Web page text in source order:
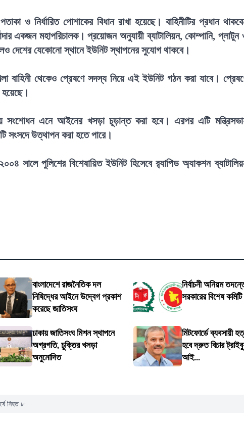
নির্ধারিত পোশাকের বিধান রাখা হয়েছে। বাহিনীটির প্রধান
একজন মহাপরিচালক। প্রয়োজন অনুযায়ী ব্যাটালিয়ন, কোম্পানি, প্লাটুন
দেশের যেকোনো স্থানে ইউনিট স্থাপনের সুযোগ থাকবে।
থেকেও প্রেষণে সদস্য নিয়ে এই ইউনিট গঠন করা যাবে।
সংশোধন এনে আইনের খসড়া চূড়ান্ত করা হবে। এরপর এটি
সংসদে উত্থাপন করা হতে পারে।
সালে পুলিশের বিশেষায়িত ইউনিট হিসেবে র‍্যাপিড অ্যাকশন
বাংলাদেশে রাজনৈতিক দল
নিষিদ্ধের আইনে উদ্বেগ প্রকাশ
করেছে জাতিসংঘ
নির্বাচনী অনিয়ম
সরকারের বিশেষ
ঢাকায় জাতিসংঘ মিশন স্থাপনে
অগ্রগতি, চুক্তির খসড়া
অনুমোদিত
মিটফোর্ডে ব্যবসায়ী
হবে দ্রুত বিচার
আই...
নিহত ৮